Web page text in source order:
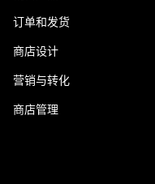
订单和发货
商店设计
营销与转化
商店管理